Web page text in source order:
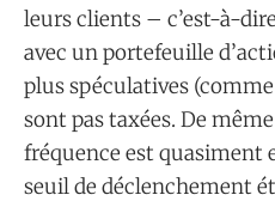
leurs clients – c’est-à-
avec un portefeuille
plus spéculatives
sont pas taxées. De
fréquence est quasiment
seuil de déclenchement